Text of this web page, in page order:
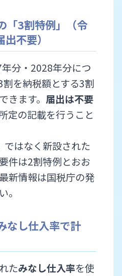
「3割特例」（令
不要）
分・2028年分につ
を納税額とする3割
きます。 届出は不要
定の記載を行うこと
ではなく新設された
件は2割特例とおお
新情報は国税庁の発
。
なし仕入率で計
たみなし仕入率を使